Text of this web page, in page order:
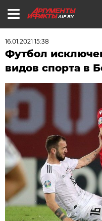
AIF.BY
16.01.2021 15:38
Футбол
видов спорта в